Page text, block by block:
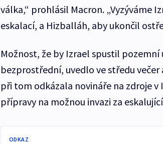
válka,“ prohlásil Macron. „Vyzýváme
eskalací, a Hizballáh, aby ukončil
Možnost, že by Izrael spustil
bezprostřední, uvedlo ve středu
při tom odkázala novináře na zdroje
přípravy na možnou invazi za
ODKAZ